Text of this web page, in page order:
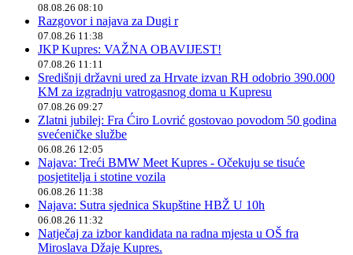
08.08.26 08:10
Razgovor i najava za Dugi r
07.08.26 11:38
JKP Kupres: VAŽNA OBAVIJEST!
07.08.26 11:11
Središnji državni ured za Hrvate izvan RH odobrio 390.000
KM za izgradnju vatrogasnog doma u Kupresu
07.08.26 09:27
Zlatni jubilej: Fra Ćiro Lovrić gostovao povodom 50 godina
svećeničke službe
06.08.26 12:05
Najava: Treći BMW Meet Kupres - Očekuju se tisuće
posjetitelja i stotine vozila
06.08.26 11:38
Najava: Sutra sjednica Skupštine HBŽ U 10h
06.08.26 11:32
Natječaj za izbor kandidata na radna mjesta u OŠ fra
Miroslava Džaje Kupres.